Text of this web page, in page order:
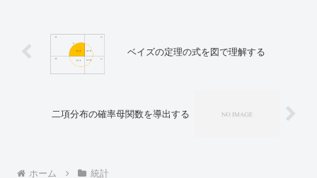
ベイズの定理の式を図で理解する
二項分布の確率母関数を導出する
ホーム 統計